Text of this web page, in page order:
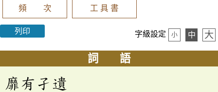
頻 次 工 具 書
列印 字級設定 小 中 大
詞 語
靡有孑遺